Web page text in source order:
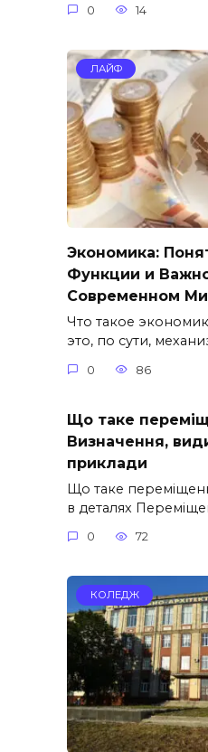
0 14
ЛАЙФ
Экономика:
Функции и
Современном
Что такое
это, по сути,
0 86
Що таке
Визначення,
приклади
Що таке
в деталях
0 72
КОЛЕДЖ